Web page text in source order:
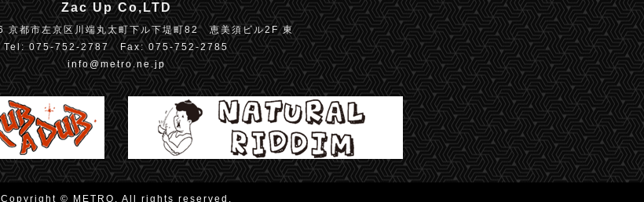
Zac Up Co,LTD
京都市左京区川端丸太町下ル下堤町82 恵美須ビル2F 東
Tel: 075-752-2787 Fax: 075-752-2785
info@metro.ne.jp
Copyright © METRO. All rights reserved.